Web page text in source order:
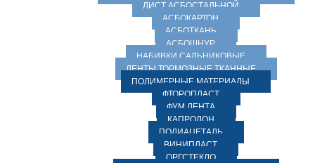
ЛИСТ АСБОСТАЛЬНОЙ
АСБОКАРТОН
АСБОТКАНЬ
АСБОШНУР
НАБИВКИ САЛЬНИКОВЫЕ
ЛЕНТЫ ТОРМОЗНЫЕ ТКАННЫЕ
ПОЛИМЕРНЫЕ МАТЕРИАЛЫ
ФТОРОПЛАСТ
ФУМ ЛЕНТА
КАПРОЛОН
ПОЛИАЦЕТАЛЬ
ВИНИПЛАСТ
ОРГСТЕКЛО